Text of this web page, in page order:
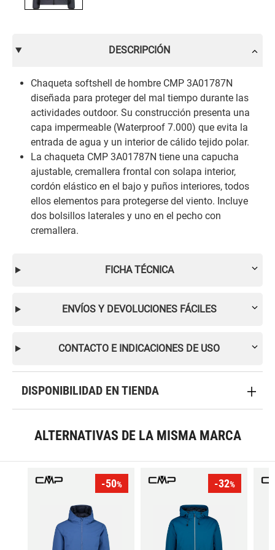
DESCRIPCIÓN
Chaqueta softshell de hombre CMP 3A01787N
diseñada para proteger del mal tiempo durante las
actividades outdoor. Su construcción presenta una
capa impermeable (Waterproof 7.000) que evita la
entrada de agua y un interior de cálido tejido polar.
La chaqueta CMP 3A01787N tiene una capucha
ajustable, cremallera frontal con solapa interior,
cordón elástico en el bajo y puños interiores, todos
ellos elementos para protegerse del viento. Incluye
dos bolsillos laterales y uno en el pecho con
cremallera.
FICHA TÉCNICA
ENVÍOS Y DEVOLUCIONES FÁCILES
CONTACTO E INDICACIONES DE USO
DISPONIBILIDAD EN TIENDA
ALTERNATIVAS DE LA MISMA MARCA
-50% -32%